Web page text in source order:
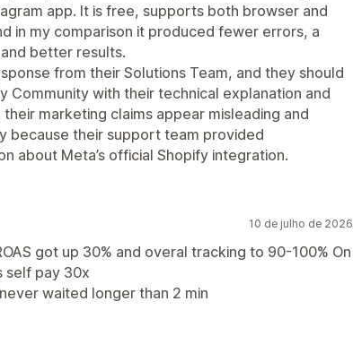
app. It is free, supports both browser and
in my comparison it produced fewer errors, a
better results.
from their Solutions Team, and they should
Community with their technical explanation and
marketing claims appear misleading and
because their support team provided
about Meta’s official Shopify integration.
10 de julho de 2026
got up 30% and overal tracking to 90-100% On
self pay 30x
waited longer than 2 min